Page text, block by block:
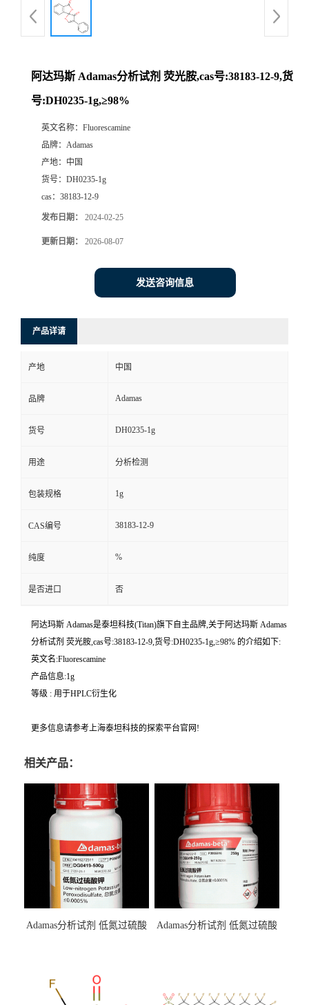
阿达玛斯 Adamas分析试剂 荧光胺,cas号:38183-12-9,货
号:DH0235-1g,≥98%
英文名称： Fluorescamine
品牌： Adamas
产地： 中国
货号： DH0235-1g
cas： 38183-12-9
发布日期： 2024-02-25
更新日期： 2026-08-07
发送咨询信息
产品详请
产地 中国
品牌 Adamas
货号 DH0235-1g
用途 分析检测
包装规格 1g
CAS编号 38183-12-9
纯度 %
是否进口 否
阿达玛斯 Adamas是泰坦科技(Titan)旗下自主品牌,关于阿达玛斯 Adamas
分析试剂 荧光胺,cas号:38183-12-9,货号:DH0235-1g,≥98% 的介绍如下:
英文名:Fluorescamine
产品信息:1g
等级 : 用于HPLC衍生化
更多信息请参考上海泰坦科技的探索平台官网!
相关产品：
Adamas分析试剂 低氮过硫酸
（泰坦现货供应）
Adamas分析试剂 低氮过硫酸